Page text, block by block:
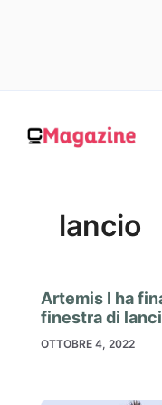
contenuto
lancio
Artemis I ha
finestra di
OTTOBRE 4, 2022